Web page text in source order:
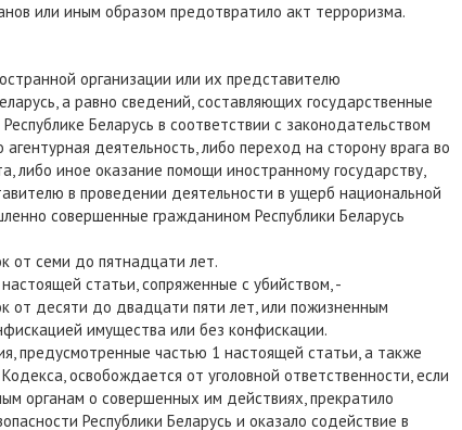
или иным образом предотвратило акт терроризма.
организации или их представителю
а равно сведений, составляющих государственные
Беларусь в соответствии с законодательством
деятельность, либо переход на сторону врага во
либо иное оказание помощи иностранному государству,
в проведении деятельности в ущерб национальной
совершенные гражданином Республики Беларусь
от семи до пятнадцати лет.
статьи, сопряженные с убийством, -
от десяти до двадцати пяти лет, или пожизненным
имущества или без конфискации.
предусмотренные частью 1 настоящей статьи, а также
освобождается от уголовной ответственности, если
органам о совершенных им действиях, прекратило
Республики Беларусь и оказало содействие в